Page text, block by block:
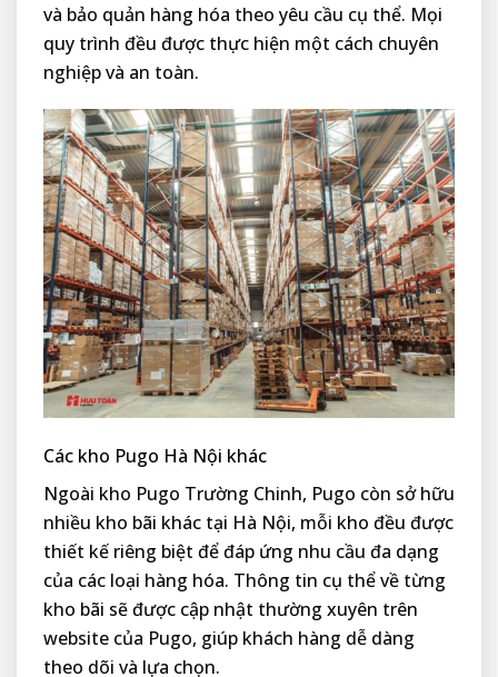
và bảo quản hàng hóa theo yêu cầu cụ thể. Mọi
quy trình đều được thực hiện một cách chuyên
nghiệp và an toàn.
Các kho Pugo Hà Nội khác
Ngoài kho Pugo Trường Chinh, Pugo còn sở hữu
nhiều kho bãi khác tại Hà Nội, mỗi kho đều được
thiết kế riêng biệt để đáp ứng nhu cầu đa dạng
của các loại hàng hóa. Thông tin cụ thể về từng
kho bãi sẽ được cập nhật thường xuyên trên
website của Pugo, giúp khách hàng dễ dàng
theo dõi và lựa chọn.